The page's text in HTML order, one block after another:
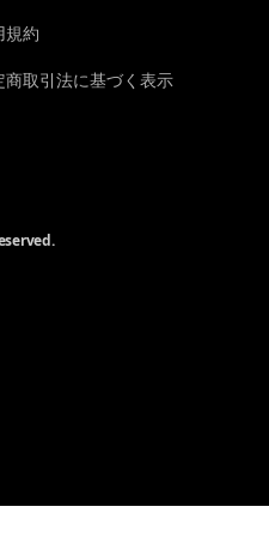
規約
商取引法に基づく表示